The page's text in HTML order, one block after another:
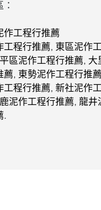
作工程行推薦
工程行推薦, 東區泥作
區泥作工程行推薦, 大
薦, 東勢泥作工程行推薦
工程行推薦, 新社泥作
泥作工程行推薦, 龍井
.